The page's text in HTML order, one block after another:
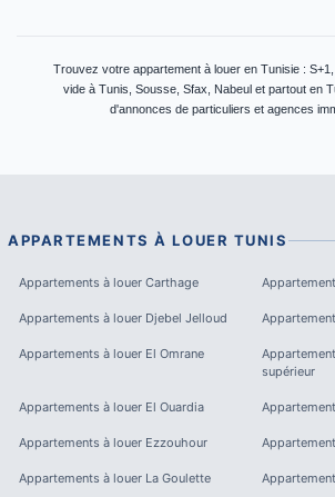
Trouvez votre appartement à louer en Tunisie :
vide à Tunis, Sousse, Sfax, Nabeul et partout en
d'annonces de particuliers et agences
APPARTEMENTS À LOUER TUNIS
Appartements à louer Carthage
Appartements à louer Djebel Jelloud
Appartements à louer El Omrane
supérieur
Appartements à louer El Ouardia
Appartements à louer Ezzouhour
Appartements à louer La Goulette